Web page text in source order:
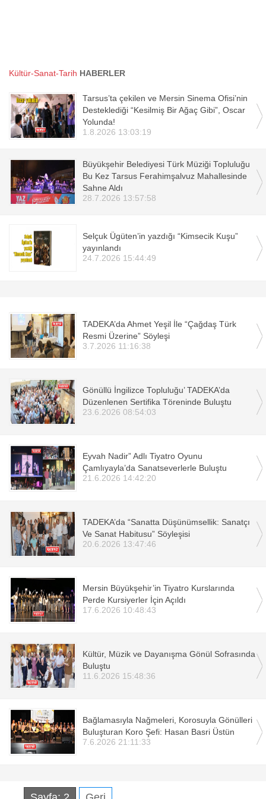
Mersin
Bölge
Ekonomi
Sağlık
Siyaset
Yazarlar
Spor
Özel
Sivil Toplum
Asayiş Toplum
Kültür-Sanat-Tarih HABERLER
Tarsus’ta çekilen ve Mersin Sinema Ofisi’nin
Desteklediği “Kesilmiş Bir Ağaç Gibi”, Oscar
Yolunda!
1.8.2026 13:03:19
Büyükşehir Belediyesi Türk Müziği Topluluğu
Bu Kez Tarsus Ferahimşalvuz Mahallesinde
Sahne Aldı
28.7.2026 13:57:58
Selçuk Ügüten’in yazdığı “Kimsecik Kuşu”
yayınlandı
24.7.2026 15:44:49
TADEKA’da Ahmet Yeşil İle “Çağdaş Türk
Resmi Üzerine” Söyleşi
3.7.2026 11:16:38
Gönüllü İngilizce Topluluğu’ TADEKA’da
Düzenlenen Sertifika Töreninde Buluştu
23.6.2026 08:54:03
Eyvah Nadir” Adlı Tiyatro Oyunu
Çamlıyayla’da Sanatseverlerle Buluştu
21.6.2026 14:42:20
TADEKA’da “Sanatta Düşünümsellik: Sanatçı
Ve Sanat Habitusu” Söyleşisi
20.6.2026 13:47:46
Mersin Büyükşehir’in Tiyatro Kurslarında
Perde Kursiyerler İçin Açıldı
17.6.2026 10:48:43
Kültür, Müzik ve Dayanışma Gönül Sofrasında
Buluştu
11.6.2026 15:48:36
Bağlamasıyla Nağmeleri, Korosuyla Gönülleri
Buluşturan Koro Şefi: Hasan Basri Üstün
7.6.2026 21:11:33